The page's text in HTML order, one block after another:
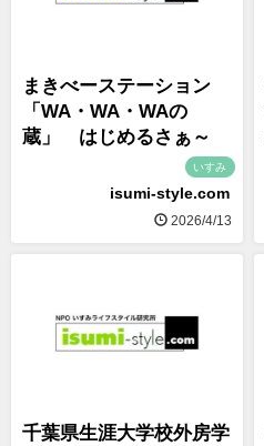
まきべーステーション
「WA・WA・WAの
蔵」 はじめるさぁ～
いすみ
isumi-style.com
2026/4/13
千葉県生涯大学校外房学